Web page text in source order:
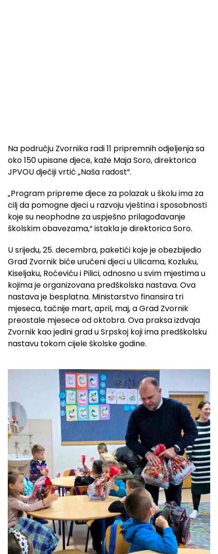
Na području Zvornika radi 11 pripremnih odjeljenja sa
oko 150 upisane djece, kaže Maja Soro, direktorica
JPVOU dječiji vrtić „Naša radost“.
„Program pripreme djece za polazak u školu ima za
cilj da pomogne djeci u razvoju vještina i sposobnosti
koje su neophodne za uspješno prilagođavanje
školskim obavezama,“ istakla je direktorica Soro.
U srijedu, 25. decembra, paketići koje je obezbijedio
Grad Zvornik biće uručeni djeci u Ulicama, Kozluku,
Kiseljaku, Roćeviću i Pilici, odnosno u svim mjestima u
kojima je organizovana predškolska nastava. Ova
nastava je besplatna. Ministarstvo finansira tri
mjeseca, tačnije mart, april, maj, a Grad Zvornik
preostale mjesece od oktobra. Ova praksa izdvaja
Zvornik kao jedini grad u Srpskoj koji ima predškolsku
nastavu tokom cijele školske godine.